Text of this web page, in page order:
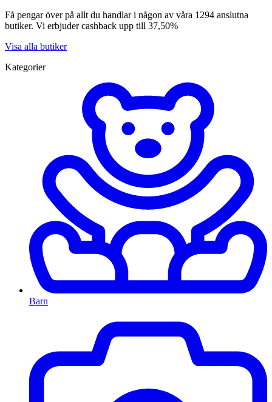
Få pengar över på allt du handlar i någon av våra 1294 anslutna
butiker. Vi erbjuder cashback upp till 37,50%
Visa alla butiker
Kategorier
Barn